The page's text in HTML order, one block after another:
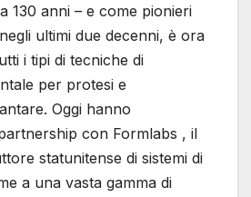
130 anni – e come pionieri
ultimi due decenni, è ora
i tipi di tecniche di
per protesi e
Oggi hanno
con Formlabs , il
statunitense di sistemi di
a una vasta gamma di